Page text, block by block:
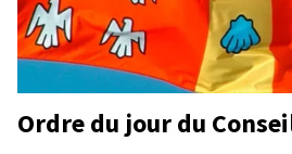
Ordre du jour du